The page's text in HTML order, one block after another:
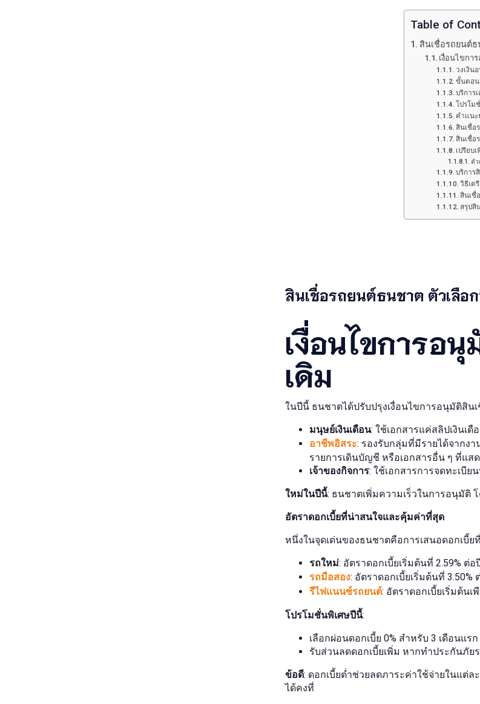
Table of
สินเชื่อรถยนต์
เงื่อนไขกา
วงเงิน
ขั้นตอน
บริการ
โปรโม
คำแนะ
สินเชื่อ
สินเชื่อ
เปรียบ
ตัว
บริการ
วิธีเต
สินเชื่
สรุปสิ
สินเชื่อรถยนต์ธนชาต ตัวเลือ
เงื่อนไขการอ
เดิม
ในปีนี้ ธนชาตได้ปรับปรุงเงื่อนไขการอนุมัติสิน
มนุษย์เงินเดือน: ใช้เอกสารแค่สลิปเงินเ
อาชีพอิสระ: รองรับกลุ่มที่มีรายได้จากง
รายการเดินบัญชี หรือเอกสารอื่น ๆ ที่แส
เจ้าของกิจการ: ใช้เอกสารการจดทะเบีย
ใหม่ในปีนี้: ธนชาตเพิ่มความเร็วในการอนุมัติ
อัตราดอกเบี้ยที่น่าสนใจและคุ้มค่าที่สุด
หนึ่งในจุดเด่นของธนชาตคือการเสนอดอกเบี้
รถใหม่: อัตราดอกเบี้ยเริ่มต้นที่ 2.59% ต่อปี
รถมือสอง: อัตราดอกเบี้ยเริ่มต้นที่ 3.50%
รีไฟแนนซ์รถยนต์: อัตราดอกเบี้ยเริ่มต้นเ
โปรโมชั่นพิเศษปีนี้:
เลือกผ่อนดอกเบี้ย 0% สำหรับ 3 เดือนแร
รับส่วนลดดอกเบี้ยเพิ่ม หากทำประกันภั
ข้อดี: ดอกเบี้ยต่ำช่วยลดภาระค่าใช้จ่ายในแต่ล
ได้คงที่